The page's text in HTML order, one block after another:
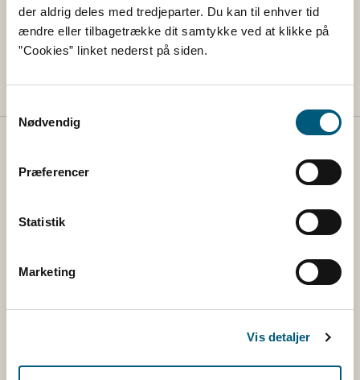
der aldrig deles med tredjeparter. Du kan til enhver tid
ændre eller tilbagetrække dit samtykke ved at klikke på
”Cookies” linket nederst på siden.
Nødvendig
Præferencer
Statistik
Marketing
Vis detaljer
da fugleinfluenza blandt vilde fugle udgør en
risiko, uanset om man har hobbyhøns i
haven eller 100.000 kalkuner under tag.
fødevareområdet og sikrer, at reglerne bliver overholdt
via vejledning og via kontrol med fødevarer, foder,
2600 Glostrup